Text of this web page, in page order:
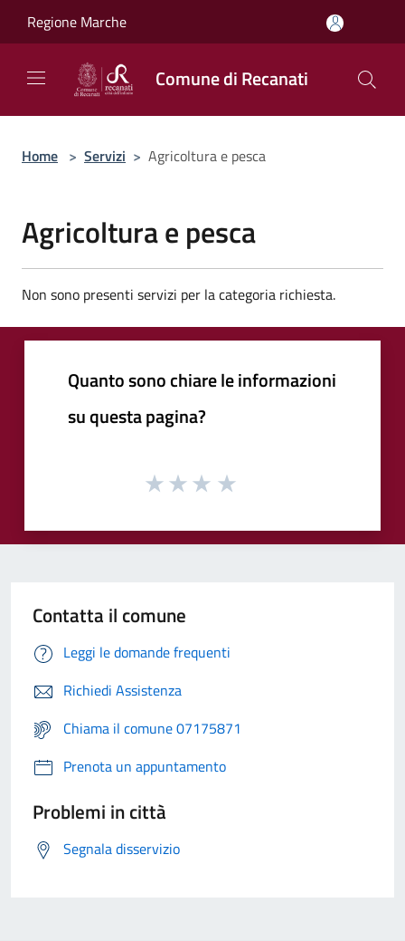
Regione Marche
Comune di Recanati
Home > Servizi > Agricoltura e pesca
Agricoltura e pesca
Non sono presenti servizi per la categoria richiesta.
Quanto sono chiare le informazioni
su questa pagina?
Contatta il comune
Leggi le domande frequenti
Richiedi Assistenza
Chiama il comune 07175871
Prenota un appuntamento
Problemi in città
Segnala disservizio